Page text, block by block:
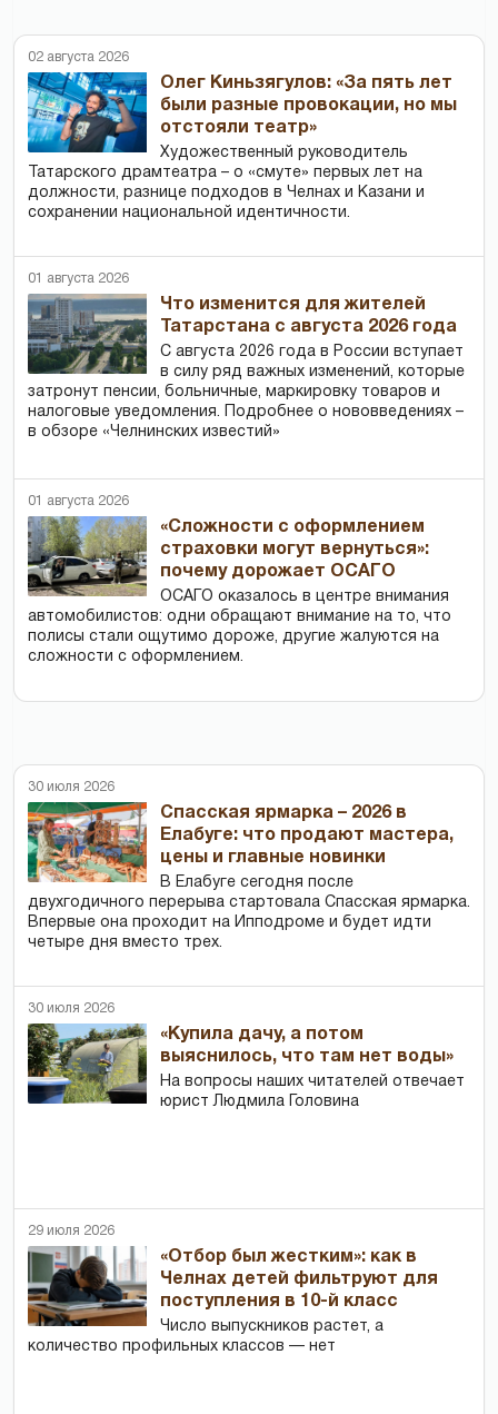
02 августа 2026
Олег Киньзягулов: «За пять лет
были разные провокации, но мы
отстояли театр»
Художественный руководитель
Татарского драмтеатра – о «смуте» первых лет на
должности, разнице подходов в Челнах и Казани и
сохранении национальной идентичности.
01 августа 2026
Что изменится для жителей
Татарстана с августа 2026 года
С августа 2026 года в России вступает
в силу ряд важных изменений, которые
затронут пенсии, больничные, маркировку товаров и
налоговые уведомления. Подробнее о нововведениях –
в обзоре «Челнинских известий»
01 августа 2026
«Сложности с оформлением
страховки могут вернуться»:
почему дорожает ОСАГО
ОСАГО оказалось в центре внимания
автомобилистов: одни обращают внимание на то, что
полисы стали ощутимо дороже, другие жалуются на
сложности с оформлением.
30 июля 2026
Спасская ярмарка – 2026 в
Елабуге: что продают мастера,
цены и главные новинки
В Елабуге сегодня после
двухгодичного перерыва стартовала Спасская ярмарка.
Впервые она проходит на Ипподроме и будет идти
четыре дня вместо трех.
30 июля 2026
«Купила дачу, а потом
выяснилось, что там нет воды»
На вопросы наших читателей отвечает
юрист Людмила Головина
29 июля 2026
«Отбор был жестким»: как в
Челнах детей фильтруют для
поступления в 10-й класс
Число выпускников растет, а
количество профильных классов — нет